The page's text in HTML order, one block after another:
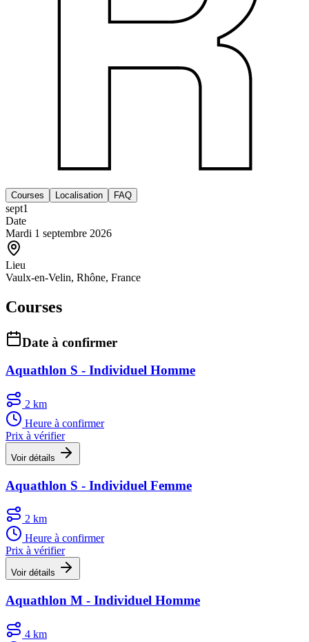
Courses Localisation FAQ
sept1
Date
Mardi 1 septembre 2026
Lieu
Vaulx-en-Velin, Rhône, France
Courses
Date à confirmer
Aquathlon S - Individuel Homme
2 km
Heure à confirmer
Prix à vérifier
Voir détails
Aquathlon S - Individuel Femme
2 km
Heure à confirmer
Prix à vérifier
Voir détails
Aquathlon M - Individuel Homme
4 km